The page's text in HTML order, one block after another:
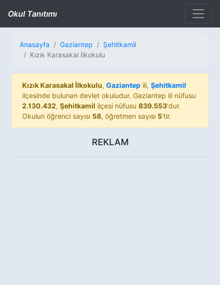
Okul Tanıtımı
Anasayfa Gaziantep
Şehitkamil
Kızık Karasakal İlkokulu
Kızık Karasakal İlkokulu, Gaziantep ili, Şehitkamil
ilçesinde bulunan devlet okuludur. Gaziantep ili nüfusu
2.130.432, Şehitkamil ilçesi nüfusu 839.553'dur.
Okulun öğrenci sayısı 58, öğretmen sayısı 5'tir.
REKLAM